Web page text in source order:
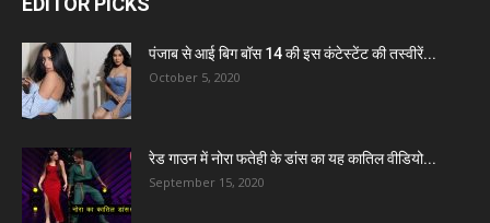
पंजाब से आई बिग बॉस 14 की इस कंटेस्टेंट की तस्वीरें...
October 5, 2020
रेड गाउन में नोरा फतेही के डांस का यह कातिल वीडियो...
September 15, 2020